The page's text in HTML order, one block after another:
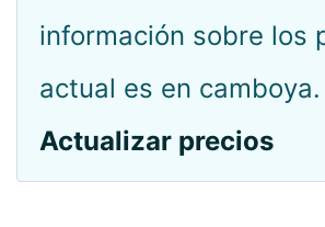
información sobre los
actual es en camboya.
Actualizar precios